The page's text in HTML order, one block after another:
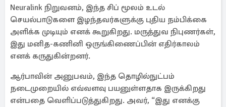
Neuralink நிறுவனம், இந்த சிப் மூலம் உடல்
செயல்பாடுகளை இழந்தவர்களுக்கு புதிய நம்பிக்கை
அளிக்க முடியும் எனக் கூறுகிறது. மருத்துவ நிபுணர்கள்,
இது மனித-கணினி ஒருங்கிணைப்பின் எதிர்காலம்
எனக் கருதுகின்றனர்.
ஆர்பாவின் அனுபவம், இந்த தொழில்நுட்பம்
நடைமுறையில் எவ்வளவு பயனுள்ளதாக இருக்கிறது
என்பதை வெளிப்படுத்துகிறது. அவர், “இது எனக்கு